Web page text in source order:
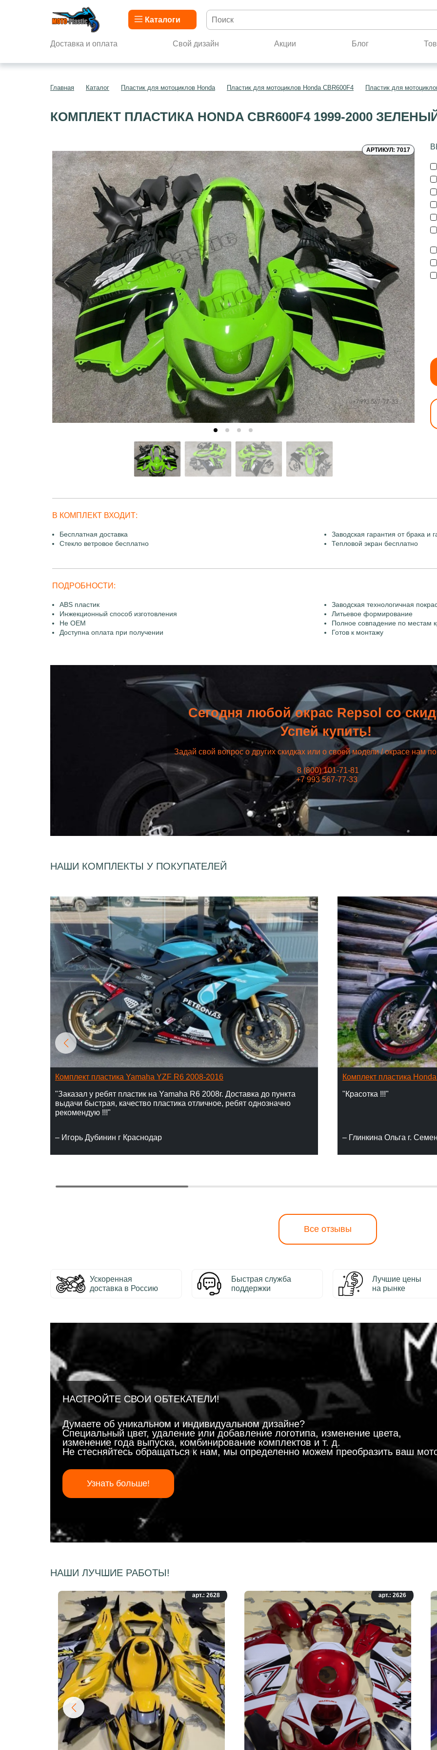
Каталоги
Доставка и оплата Свой дизайн Акции Блог
Главная Каталог Пластик для мотоциклов Honda Пластик для мотоциклов Honda CBR600F4 Пластик для
КОМПЛЕКТ ПЛАСТИКА HONDA CBR600F4 1999-2000
АРТИКУЛ: 7017
В КОМПЛЕКТ ВХОДИТ:
Бесплатная доставка
Заводская гарантия от брака и
Стекло ветровое бесплатно
Тепловой экран бесплатно
ПОДРОБНОСТИ:
ABS пластик
Заводская технологичная
Инжекционный способ изготовления
Литьевое формирование
Не OEM
Полное совпадение по местам
Доступна оплата при получении
Готов к монтажу
Сегодня любой окрас Repsol со
Успей купить!
Задай свой вопрос о других скидках или о своей модели / окрасе нам
8 (800) 101-71-81
+7 993 567-77-33
НАШИ КОМПЛЕКТЫ У ПОКУПАТЕЛЕЙ
Комплект пластика Yamaha YZF R6 2008-2016
"Заказал у ребят пластик на Yamaha R6 2008г. Доставка до пункта
выдачи быстрая, качество пластика отличное, ребят однозначно
рекомендую !!!"
– Игорь Дубинин г Краснодар
Комплект пластика
"Красотка !!!"
– Глинкина Ольга г.
Все отзывы
Ускоренная
доставка в Россию
Быстрая служба
поддержки
Лучшие цены
на рынке
НАСТРОЙТЕ СВОИ ОБТЕКАТЕЛИ!
Думаете об уникальном и индивидуальном дизайне?
Специальный цвет, удаление или добавление логотипа, изменение цвета,
изменение года выпуска, комбинирование комплектов и т. д.
Не стесняйтесь обращаться к нам, мы определенно можем преобразить ваш
Узнать больше!
НАШИ ЛУЧШИЕ РАБОТЫ!
арт.: 2628 арт.: 2626